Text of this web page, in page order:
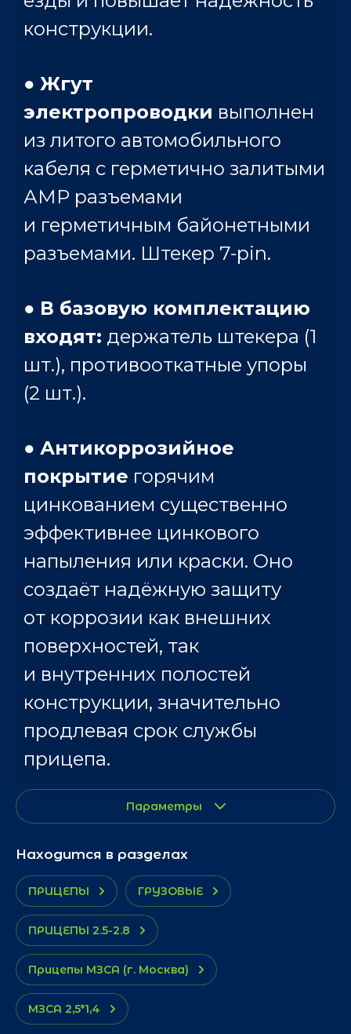
конструкции.
● Жгут
электропроводки выполнен
из литого автомобильного
кабеля с герметично залитыми
АМР разъемами
и герметичным байонетными
разъемами. Штекер 7-pin.
● В базовую комплектацию
входят: держатель штекера (1
шт.), противооткатные упоры
(2 шт.).
● Антикоррозийное
покрытие горячим
цинкованием существенно
эффективнее цинкового
напыления или краски. Оно
создаёт надёжную защиту
от коррозии как внешних
поверхностей, так
и внутренних полостей
конструкции, значительно
продлевая срок службы
прицепа.
Параметры
Находится в разделах
ПРИЦЕПЫ ГРУЗОВЫЕ
ПРИЦЕПЫ 2.5-2.8
Прицепы МЗСА (г. Москва)
МЗСА 2,5*1,4